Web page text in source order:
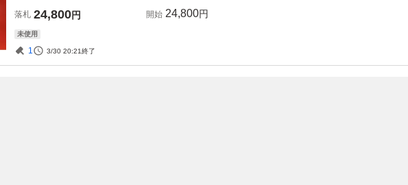
落札 24,800円 開始 24,800円
未使用
1 3/30 20:21終了